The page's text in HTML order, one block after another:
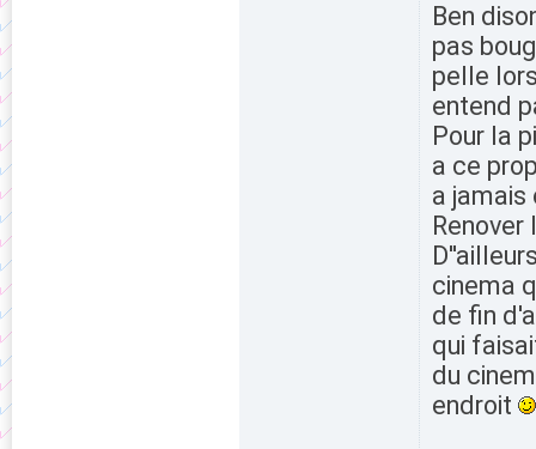
Ben
pas
pelle
entend
Pour la
a ce
a jamais
cinema
de fin
qui
du
endroit